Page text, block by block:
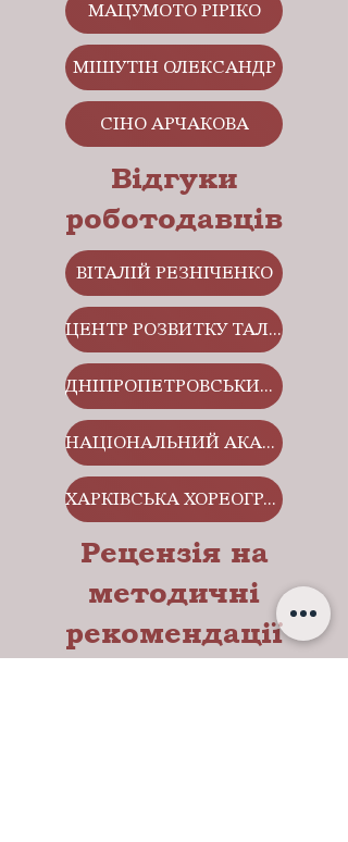
МАЦУМОТО РІРІКО
МІШУТІН ОЛЕКСАНДР
СІНО АРЧАКОВА
Відгуки
роботодавців
ВІТАЛІЙ РЕЗНІЧЕНКО
ЦЕНТР РОЗВИТКУ ТАЛАНТІВ "ЕЛІДЕРІЯ"
ДНІПРОПЕТРОВСЬКИЙ АКАДЕМІЧНИЙ ТЕАТР ОПЕРИ ТА БАЛЕТУ
НАЦІОНАЛЬНИЙ АКАДЕМІЧНИЙ ТЕАТР ОПЕРИ ТА БАЛЕТУ УКРАЇНИ
ХАРКІВСЬКА ХОРЕОГРАФІЧНА ШКОЛА
Рецензія на
методичні
рекомендації